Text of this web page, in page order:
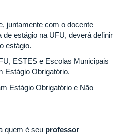
juntamente com o docente
de estágio na UFU, deverá definir
estágio.
ESTES e Escolas Municipais
Estágio Obrigatório.
Estágio Obrigatório e Não
quem é seu professor